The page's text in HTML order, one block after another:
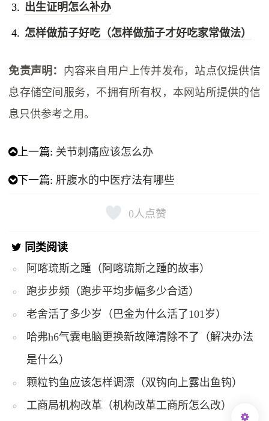
出生证明怎么补办
怎样做茄子好吃（怎样做茄子才好吃家常做法）
免责声明： 内容来自用户上传并发布，站点仅提供信
息存储空间服务，不拥有所有权，本网站所提供的信
息只供参考之用。
上一篇: 关节刺痛应该怎么办
下一篇: 肝腹水的中医疗法有哪些
0人点赞
同类阅读
阿喀琉斯之踵（阿喀琉斯之踵的故事）
跑步步频（跑步平均步幅多少合适）
老舍活了多少岁（巴金为什么活了101岁）
哈弗h6气囊电脑更换新故障清除不了（解决办法
是什么）
颗粒钓鱼应该怎样调漂（双钩向上露出鱼钩）
工商局机构改革（机构改革工商所怎么改）